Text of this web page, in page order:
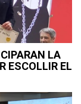
LA
ESCOLLIR EL